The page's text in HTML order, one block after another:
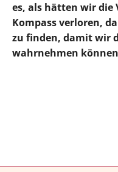
es, als hätten wir die
Kompass verloren,
zu finden, damit wir
wahrnehmen